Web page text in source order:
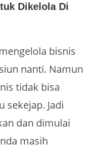
Dikelola Di
bisnis
nanti. Namun
tidak bisa
sekejap. Jadi
dan dimulai
masih